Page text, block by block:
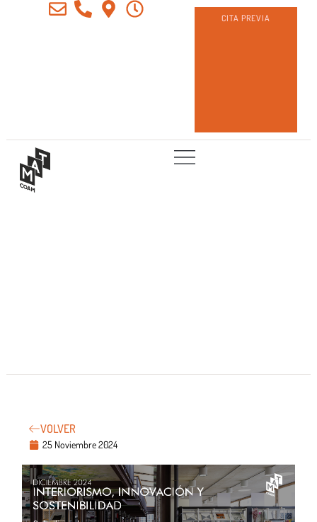
CITA PREVIA
VOLVER
25 Noviembre 2024